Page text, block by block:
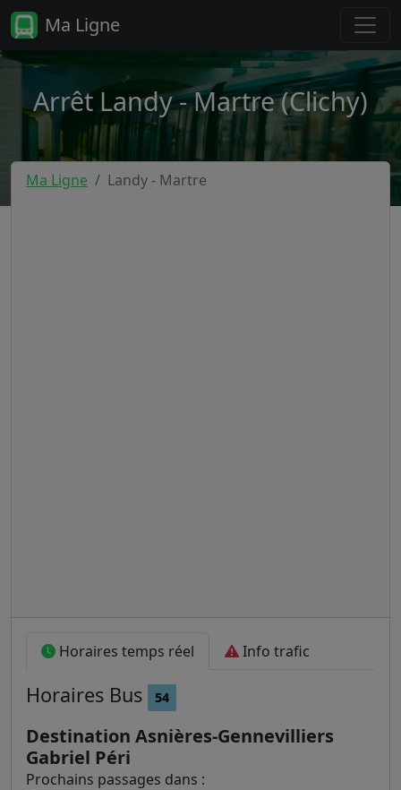
Ma Ligne
Arrêt Landy - Martre (Clichy)
Ma Ligne Landy - Martre
Horaires temps réel Info trafic
Horaires Bus 54
Destination Asnières-Gennevilliers
Gabriel Péri
Prochains passages dans :